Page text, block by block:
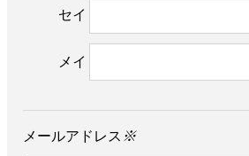
セイ
メイ
メールアドレス ※